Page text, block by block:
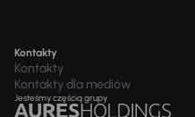
Kontakty
Kontakty
Kontakty dla mediów
Jesteśmy częścią grupy